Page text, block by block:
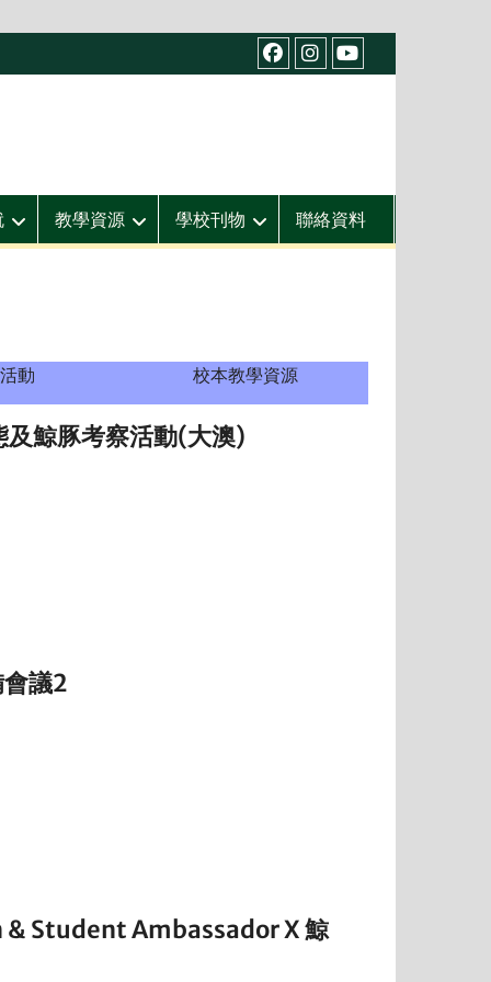
facebook
IG youtube
教學資源 學校刊物 聯絡資料
動 校本教學資源
及鯨豚考察活動(大澳)
議2
Student Ambassador X 鯨